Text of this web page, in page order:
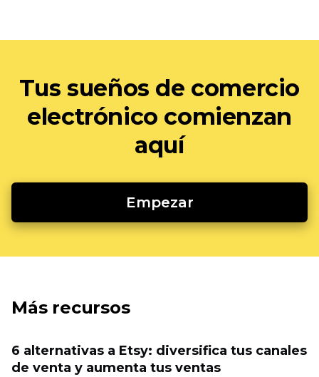
Tus sueños de comercio
electrónico comienzan
aquí
Empezar
Más recursos
6 alternativas a Etsy: diversifica tus canales
de venta y aumenta tus ventas